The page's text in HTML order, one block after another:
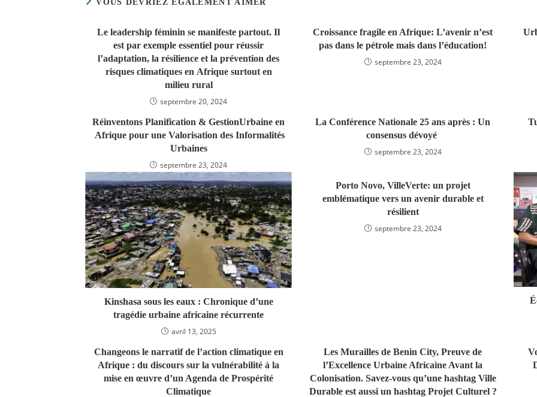
VOUS DEVRIEZ ÉGALEMENT AIMER
Le leadership féminin se manifeste partout. Il
est par exemple essentiel pour réussir
l’adaptation, la résilience et la prévention des
risques climatiques en Afrique surtout en
milieu rural
septembre 20, 2024
Croissance fragile en Afrique: L’avenir n’est
pas dans le pétrole mais dans l’éducation!
septembre 23, 2024
Réinventons Planification & GestionUrbaine en
Afrique pour une Valorisation des Informalités
Urbaines
septembre 23, 2024
La Conférence Nationale 25 ans après : Un
consensus dévoyé
septembre 23, 2024
Kinshasa sous les eaux : Chronique d’une
tragédie urbaine africaine récurrente
avril 13, 2025
Porto Novo, VilleVerte: un projet
emblématique vers un avenir durable et
résilient
septembre 23, 2024
Changeons le narratif de l’action climatique en
Afrique : du discours sur la vulnérabilité à la
mise en œuvre d’un Agenda de Prospérité
Climatique
Les Murailles de Benin City, Preuve de
l’Excellence Urbaine Africaine Avant la
Colonisation. Savez-vous qu’une hashtag Ville
Durable est aussi un hashtag Projet Culturel ?